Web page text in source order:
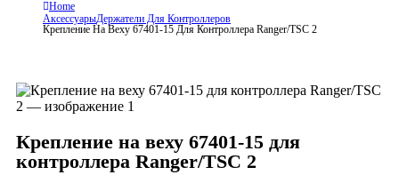
Home
АксессуарыДержатели Для Контроллеров
Крепление На Веху 67401-15 Для Контроллера Ranger/TSC 2
Крепление на веху 67401-15 для
контроллера Ranger/TSC 2